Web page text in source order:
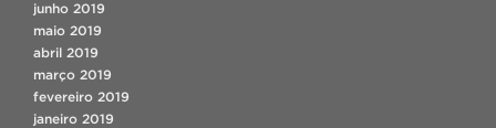
junho 2019
maio 2019
abril 2019
março 2019
fevereiro 2019
janeiro 2019